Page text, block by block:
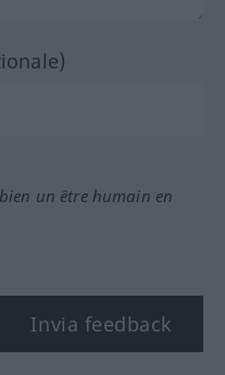
un être humain en
Invia feedback